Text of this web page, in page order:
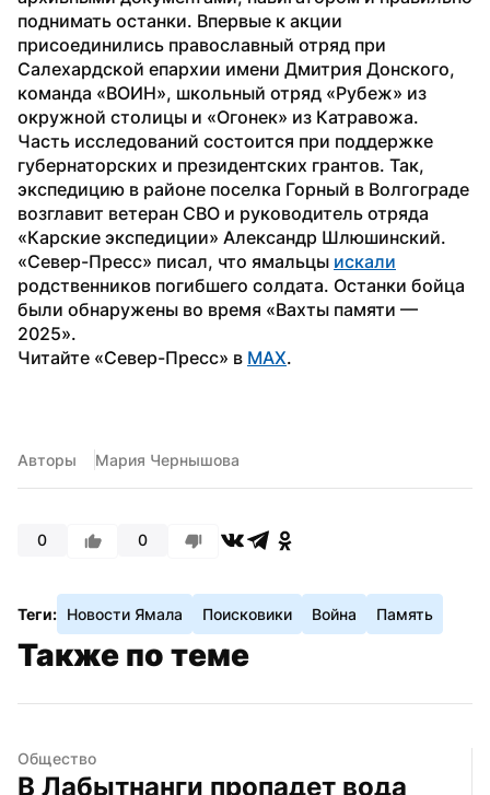
поднимать останки. Впервые к акции
присоединились православный отряд при
Салехардской епархии имени Дмитрия Донского,
команда «ВОИН», школьный отряд «Рубеж» из
окружной столицы и «Огонек» из Катравожа.
Часть исследований состоится при поддержке
губернаторских и президентских грантов. Так,
экспедицию в районе поселка Горный в Волгограде
возглавит ветеран СВО и руководитель отряда
«Карские экспедиции» Александр Шлюшинский.
«Север-Пресс» писал, что ямальцы искали
родственников погибшего солдата. Останки бойца
были обнаружены во время «Вахты памяти —
2025».
Читайте «Север-Пресс» в MAX.
Авторы Мария Чернышова
0 0
Теги: Новости Ямала Поисковики Война Память
Также по теме
Общество
В Лабытнанги пропадет вода